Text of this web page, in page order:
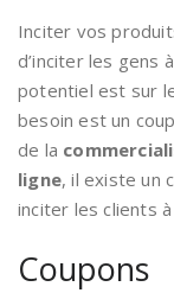
Inciter vos
d’inciter les gens
potentiel est sur
besoin est un
de la
ligne, il existe un
inciter les clients à
Coupons